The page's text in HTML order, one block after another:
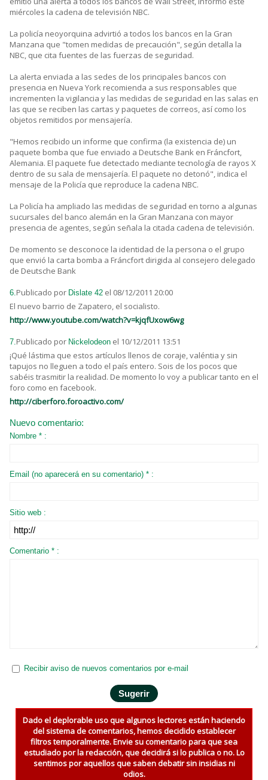
miércoles la cadena de televisión NBC.
La policía neoyorquina advirtió a todos los bancos en la Gran
Manzana que "tomen medidas de precaución", según detalla la
NBC, que cita fuentes de las fuerzas de seguridad.
La alerta enviada a las sedes de los principales bancos con
presencia en Nueva York recomienda a sus responsables que
incrementen la vigilancia y las medidas de seguridad en las salas en
las que se reciben las cartas y paquetes de correos, así como los
objetos remitidos por mensajería.
"Hemos recibido un informe que confirma (la existencia de) un
paquete bomba que fue enviado a Deutsche Bank en Fráncfort,
Alemania. El paquete fue detectado mediante tecnología de rayos X
dentro de su sala de mensajería. El paquete no detonó", indica el
mensaje de la Policía que reproduce la cadena NBC.
La Policía ha ampliado las medidas de seguridad en torno a algunas
sucursales del banco alemán en la Gran Manzana con mayor
presencia de agentes, según señala la citada cadena de televisión.
De momento se desconoce la identidad de la persona o el grupo
que envió la carta bomba a Fráncfort dirigida al consejero delegado
de Deutsche Bank
6.Publicado por Dislate 42 el 08/12/2011 20:00
El nuevo barrio de Zapatero, el socialisto.
http://www.youtube.com/watch?v=kjqfUxow6wg
7.Publicado por Nickelodeon el 10/12/2011 13:51
¡Qué lástima que estos artículos llenos de coraje, valéntia y sin
tapujos no lleguen a todo el país entero. Sois de los pocos que
sabéis trasmitir la realidad. De momento lo voy a publicar tanto en el
foro como en facebook.
http://ciberforo.foroactivo.com/
Nuevo comentario:
Nombre * :
Email (no aparecerá en su comentario) * :
Sitio web :
Comentario * :
Recibir aviso de nuevos comentarios por e-mail
Dado el deplorable uso que algunos lectores están haciendo
del sistema de comentarios, hemos decidido establecer
filtros temporalmente. Envie su comentario para que sea
estudiado por la redacción, que decidirá si lo publica o no. Lo
sentimos por aquellos que saben debatir sin insidias ni
odios.